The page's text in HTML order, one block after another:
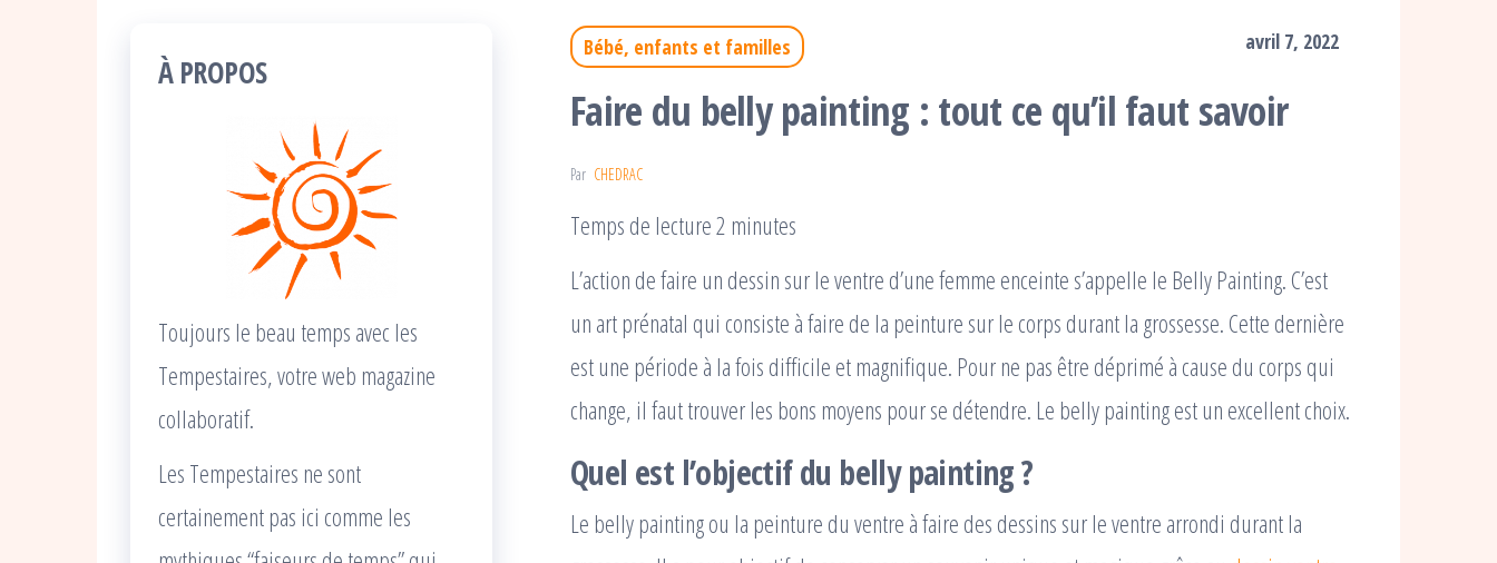
Bébé, enfants et familles avril 7, 2022
Faire du belly painting : tout ce qu’il faut savoir
Par CHEDRAC
Temps de lecture 2 minutes
L’action de faire un dessin sur le ventre d’une femme enceinte s’appelle le Belly Painting. C’est
un art prénatal qui consiste à faire de la peinture sur le corps durant la grossesse. Cette dernière
est une période à la fois difficile et magnifique. Pour ne pas être déprimé à cause du corps qui
change, il faut trouver les bons moyens pour se détendre. Le belly painting est un excellent choix.
Quel est l’objectif du belly painting ?
Le belly painting ou la peinture du ventre à faire des dessins sur le ventre arrondi durant la
À PROPOS
Toujours le beau temps avec les
Tempestaires, votre web magazine
collaboratif.
Les Tempestaires ne sont
certainement pas ici comme les